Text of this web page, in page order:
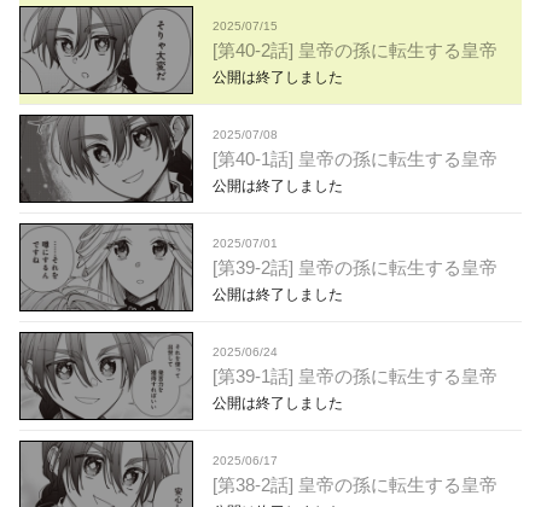
2025/07/15
[第40-2話] 皇帝の孫に転生する皇帝
公開は終了しました
2025/07/08
[第40-1話] 皇帝の孫に転生する皇帝
公開は終了しました
2025/07/01
[第39-2話] 皇帝の孫に転生する皇帝
公開は終了しました
2025/06/24
[第39-1話] 皇帝の孫に転生する皇帝
公開は終了しました
2025/06/17
[第38-2話] 皇帝の孫に転生する皇帝